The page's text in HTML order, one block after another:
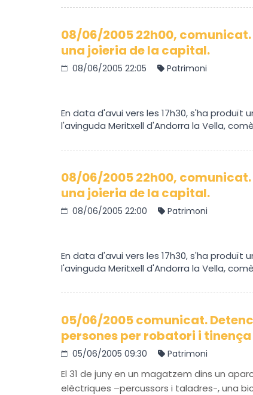
08/06/2005 22h00,
una joieria de la capital.
08/06/2005 22:05 Patrimoni
En data d'avui vers les 17h30, s'ha
l'avinguda Meritxell d'Andorra la Vella,
08/06/2005 22h00,
una joieria de la capital.
08/06/2005 22:00 Patrimoni
En data d'avui vers les 17h30, s'ha
l'avinguda Meritxell d'Andorra la Vella,
05/06/2005 comunicat.
persones per robatori i
05/06/2005 09:30 Patrimoni
El 31 de juny en un magatzem dins un
elèctriques –percussors i taladres-, una